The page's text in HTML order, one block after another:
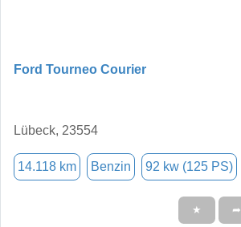
Ford Tourneo Courier
Lübeck, 23554
14.118 km Benzin 92 kw (125 PS)
★ ➦